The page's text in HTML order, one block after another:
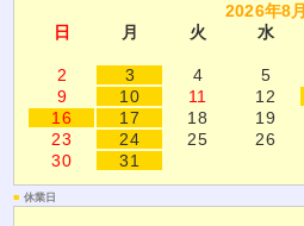
2026年8月
日
月 火 水
2
3 4 5
9
10 11 12
16
17 18 19
23
24 25 26
30
31
■ 休業日